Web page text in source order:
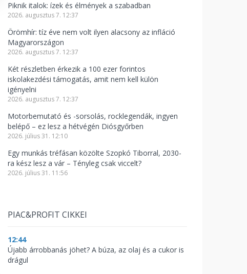
Piknik italok: ízek és élmények a szabadban
2026. augusztus 7. 12:37
Örömhír: tíz éve nem volt ilyen alacsony az infláció
Magyarországon
2026. augusztus 7. 12:37
Két részletben érkezik a 100 ezer forintos
iskolakezdési támogatás, amit nem kell külön
igényelni
2026. augusztus 7. 12:37
Motorbemutató és -sorsolás, rocklegendák, ingyen
belépő – ez lesz a hétvégén Diósgyőrben
2026. július 31. 12:10
Egy munkás tréfásan közölte Szopkó Tiborral, 2030-
ra kész lesz a vár – Tényleg csak viccelt?
2026. július 31. 11:56
PIAC&PROFIT CIKKEI
12:44
Újabb árrobbanás jöhet? A búza, az olaj és a cukor is
drágul